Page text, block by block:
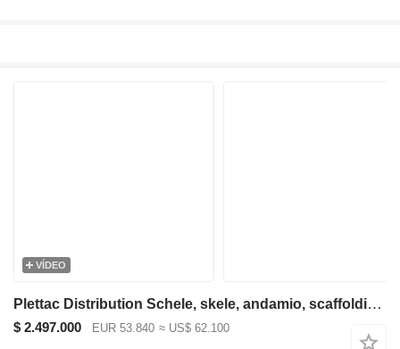
VÍDEO
Plettac Distribution Schele, skele, andamio, scaffolding, pastoliai, tellingud
$ 2.497.000 EUR 53.840 ≈ US$ 62.100